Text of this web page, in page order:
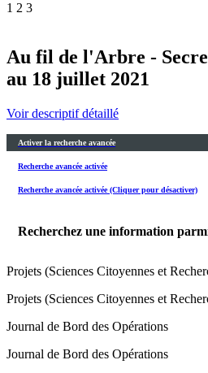
1 2 3
Au fil de l'Arbre -
au 18 juillet 2021
Voir descriptif détaillé
Activer la recherche avancée
Recherche avancée activée
Recherche avancée activée (Cliquer pour désactiver)
Recherchez une information
Projets (Sciences Citoyennes et
Projets (Sciences Citoyennes et
Journal de Bord des Opérations
Journal de Bord des Opérations